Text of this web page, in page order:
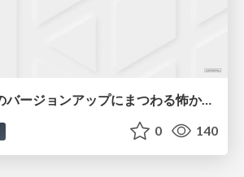
Swift＆Xcodeのバージョンアップにまつわる怖かった思い出 / Scary Memories of Swift and Xcode Updates
0 140